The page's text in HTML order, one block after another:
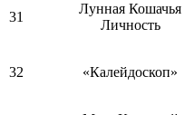
31
Лунная Кошачья
Личность
32 «Калейдоскоп»